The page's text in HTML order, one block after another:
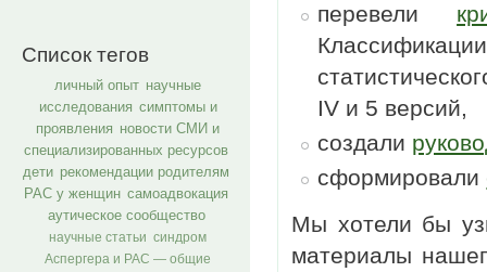
Список тегов
личный опыт научные
исследования симптомы и
проявления новости СМИ и
специализированных ресурсов
дети рекомендации родителям
РАС у женщин самоадвокация
аутическое сообщество
научные статьи синдром
Аспергера и РАС — общие
перевели
IV и 5 версий,
создали
сформировали
Мы хотели бы
материалы